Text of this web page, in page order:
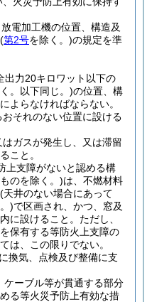
電加工機の位置、構造及
(第2号を除く。)の規定を準
出力20キロワット以下の
。以下同じ。)の位置、構
よらなければならない。
それのない位置に設ける
ガスが発生し、又は滞留
こと。
上支障がないと認める構
のを除く。)は、不燃材料
(天井のない場合にあって
)で区画され、かつ、窓及
に設けること。 ただし、
保有する等防火上支障の
は、この限りでない。
換気、点検及び整備に支
ケーブル等が貫通する部分
る等火災予防上有効な措